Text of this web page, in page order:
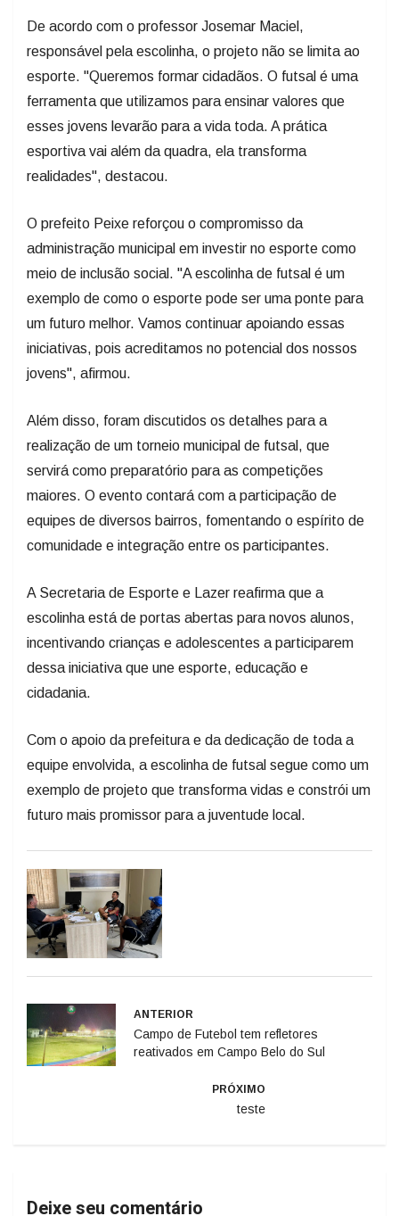
De acordo com o professor Josemar Maciel,
responsável pela escolinha, o projeto não se limita ao
esporte. "Queremos formar cidadãos. O futsal é uma
ferramenta que utilizamos para ensinar valores que
esses jovens levarão para a vida toda. A prática
esportiva vai além da quadra, ela transforma
realidades", destacou.
O prefeito Peixe reforçou o compromisso da
administração municipal em investir no esporte como
meio de inclusão social. "A escolinha de futsal é um
exemplo de como o esporte pode ser uma ponte para
um futuro melhor. Vamos continuar apoiando essas
iniciativas, pois acreditamos no potencial dos nossos
jovens", afirmou.
Além disso, foram discutidos os detalhes para a
realização de um torneio municipal de futsal, que
servirá como preparatório para as competições
maiores. O evento contará com a participação de
equipes de diversos bairros, fomentando o espírito de
comunidade e integração entre os participantes.
A Secretaria de Esporte e Lazer reafirma que a
escolinha está de portas abertas para novos alunos,
incentivando crianças e adolescentes a participarem
dessa iniciativa que une esporte, educação e
cidadania.
Com o apoio da prefeitura e da dedicação de toda a
equipe envolvida, a escolinha de futsal segue como um
exemplo de projeto que transforma vidas e constrói um
futuro mais promissor para a juventude local.
ANTERIOR
Campo de Futebol tem refletores
reativados em Campo Belo do Sul
PRÓXIMO
teste
Deixe seu comentário